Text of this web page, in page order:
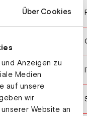
Über Cookies
Anzeigen zu
Medien
auf unsere
wir
Website an